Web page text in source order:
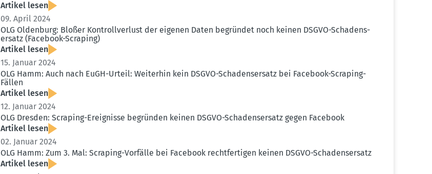
Artikel lesen
09. April 2024
OLG Oldenburg: Bloßer Kontroll­verlust der eigenen Daten begründet noch keinen DSGVO-Schadens­
ersatz (Facebook-Scraping)
Artikel lesen
15. Januar 2024
OLG Hamm: Auch nach EuGH-Urteil: Weiterhin kein DSGVO-Schadens­ersatz bei Facebook-Scraping-
Fällen
Artikel lesen
12. Januar 2024
OLG Dresden: Scraping-Ereig­nisse begründen keinen DSGVO-Schadens­ersatz gegen Facebook
Artikel lesen
02. Januar 2024
OLG Hamm: Zum 3. Mal: Scraping-Vorfälle bei Facebook recht­fer­tigen keinen DSGVO-Schadens­ersatz
Artikel lesen